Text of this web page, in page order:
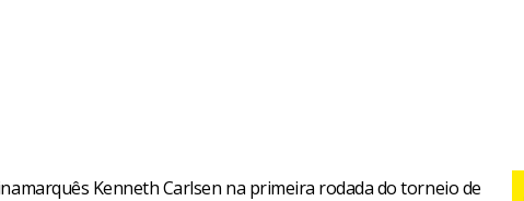
Kenneth Carlsen na primeira rodada do torneio de